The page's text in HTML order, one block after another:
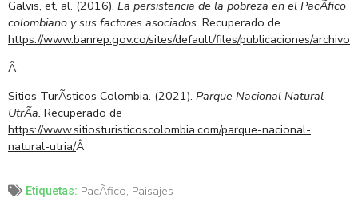
Galvis, et, al. (2016). La persistencia de la pobreza en el PacÃ­fico
colombiano y sus factores asociados. Recuperado de
https://www.banrep.gov.co/sites/default/files/publicaciones/
Â
Sitios TurÃ­sticos Colombia. (2021). Parque Nacional Natural
UtrÃ­a. Recuperado de
https://www.sitiosturisticoscolombia.com/parque-nacional-
natural-utria/Â
Etiquetas: PacÃ­fico, Paisajes